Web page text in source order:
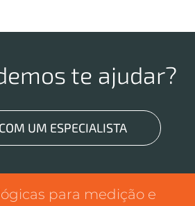
te ajudar?
UM ESPECIALISTA
para medição e